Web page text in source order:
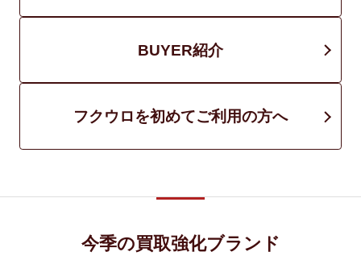
BUYER紹介
フクウロを初めてご利用の方へ
今季の買取強化ブランド